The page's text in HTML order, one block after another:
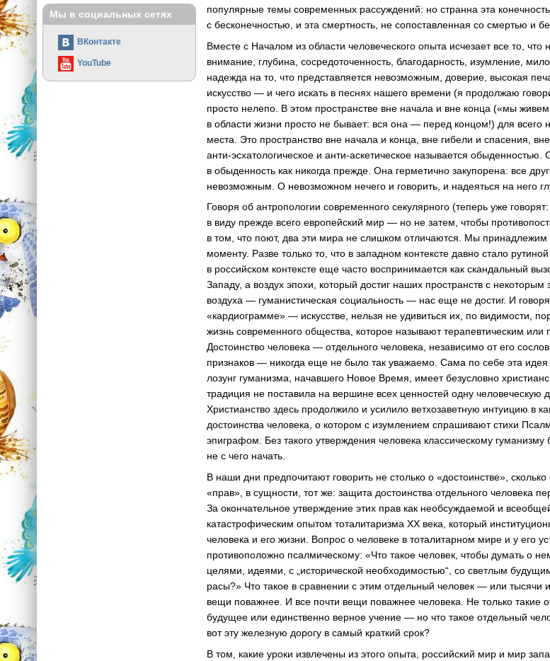
популярные темы современных рассуждений: но странна эта
с бесконечностью, и эта смертность, не сопоставленная со смертью и
Вместе с Началом из области человеческого опыта исчезает все то,
внимание, глубина, сосредоточенность, благодарность, изумление,
надежда на то, что представляется невозможным, доверие, высокая
искусство — и чего искать в песнях нашего времени (я продолжаю
просто нелепо. В этом пространстве вне начала и вне конца («мы
в области жизни просто не бывает: вся она — перед концом!) для всего
места. Это пространство вне начала и конца, вне гибели и спасения,
анти-эсхатологическое ианти-аскетическое называется обыденностью.
в обыденность как никогда прежде. Она герметично закупорена: все
невозможным. О невозможном нечего и говорить, и надеяться на него
Говоря об антропологии современного секулярного (теперь уже
в виду прежде всего европейский мир — но не затем, чтобы
в том, что поют, два эти мира не слишком отличаются. Мы
моменту. Разве только то, что в западном контексте давно стало
в российском контексте еще часто воспринимается как скандальный
Западу, а воздух эпохи, который достиг наших пространств с некоторым
воздуха — гуманистическая социальность — нас еще не достиг. И
«кардиограмме» — искусстве, нельзя не удивиться их, по видимости,
жизнь современного общества, которое называют терапевтическим или
Достоинство человека — отдельного человека, независимо от его
признаков — никогда еще не было так уважаемо. Сама по себе эта идея
лозунг гуманизма, начавшего Новое Время, имеет безусловно
традиция не поставила на вершине всех ценностей одну человеческую
Христианство здесь продолжило и усилило ветхозаветную интуицию в
достоинства человека, о котором с изумлением спрашивают стихи
эпиграфом. Без такого утверждения человека классическому
не с чего начать.
В наши дни предпочитают говорить не столько о «достоинстве»,
«прав», в сущности, тот же: защита достоинства отдельного человека
За окончательное утверждение этих прав как необсуждаемой и
катастрофическим опытом тоталитаризма ХХ века, который
человека и его жизни. Вопрос о человеке в тоталитарном мире и у его
противоположно псалмическому: «Что такое человек, чтобы думать о
целями, идеями, с „исторической необходимостью“, со светлым
расы?» Что такое в сравнении с этим отдельный человек — или тысячи
вещи поважнее. И все почти вещи поважнее человека. Не только такие
будущее или единственно верное учение — но что такое отдельный
вот эту железную дорогу в самый краткий срок?
В том, какие уроки извлечены из этого опыта, российский мир и мир
Мы в социальных сетях
ВКонтакте
YouTube